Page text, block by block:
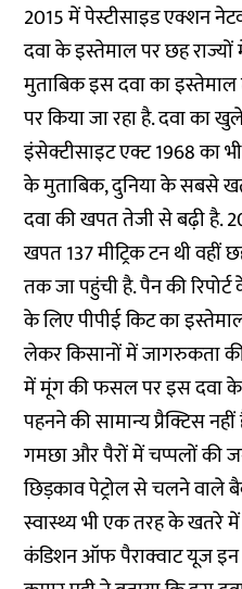
2015 में पेस्टीसाइड एक्शन
दवा के इस्तेमाल पर छह
मुताबिक इस दवा का
पर किया जा रहा है. दवा का
इंसेक्टीसाइट एक्ट 1968 का
के मुताबिक, दुनिया के सबसे
दवा की खपत तेजी से बढ़ी है.
खपत 137 मीट्रिक टन थी वहीं
तक जा पहुंची है. पैन की
के लिए पीपीई किट का
लेकर किसानों में जागरुकता
में मूंग की फसल पर इस दवा के
पहनने की सामान्य प्रैक्टिस
गमछा और पैरों में चप्पलों की
छिड़काव पेट्रोल से चलने
स्वास्थ्य भी एक तरह के खतरे
कंडिशन ऑफ पैराक्वाट यूज इन